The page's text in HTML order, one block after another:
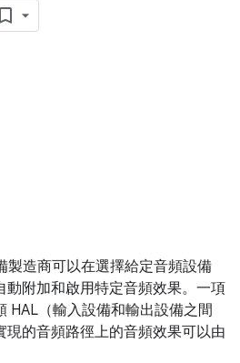
製造商可以在選擇給定音頻設備
動附加和啟用特定音頻效果。一項
HAL（輸入設備和輸出設備之間
現的音頻路徑上的音頻效果可以由